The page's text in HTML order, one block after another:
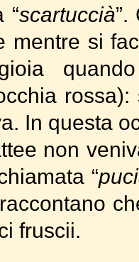
“scartuccià
mentre si
In questa
non
“
fruscii.